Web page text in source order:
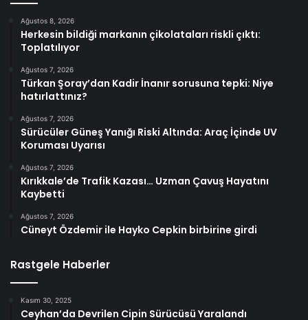
Ağustos 8, 2026
Herkesin bildiği markanın çikolataları riskli çıktı:
Toplatılıyor
Ağustos 7, 2026
Türkan Şoray’dan Kadir İnanır sorusuna tepki: Niye
hatırlattınız?
Ağustos 7, 2026
Sürücüler Güneş Yanığı Riski Altında: Araç İçinde UV
Koruması Uyarısı
Ağustos 7, 2026
Kırıkkale’de Trafik Kazası… Uzman Çavuş Hayatını
Kaybetti
Ağustos 7, 2026
Cüneyt Özdemir ile Hayko Cepkin birbirine girdi
Rastgele Haberler
Kasım 30, 2025
Ceyhan’da Devrilen Cipin Sürücüsü Yaralandı